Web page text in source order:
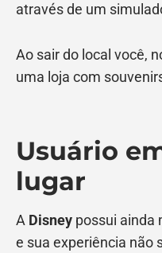
através de um
Ao sair do local você,
uma loja com
Usuário
lugar
A Disney possui ainda
e sua experiência não